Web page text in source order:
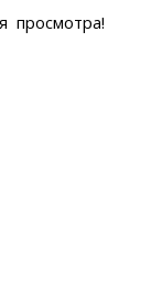
просмотра!